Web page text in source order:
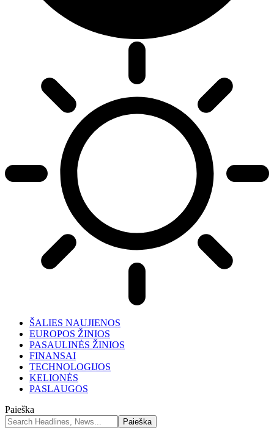
ŠALIES NAUJIENOS
EUROPOS ŽINIOS
PASAULINĖS ŽINIOS
FINANSAI
TECHNOLOGIJOS
KELIONĖS
PASLAUGOS
Paieška